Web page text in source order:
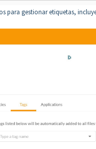
para gestionar etiquetas,